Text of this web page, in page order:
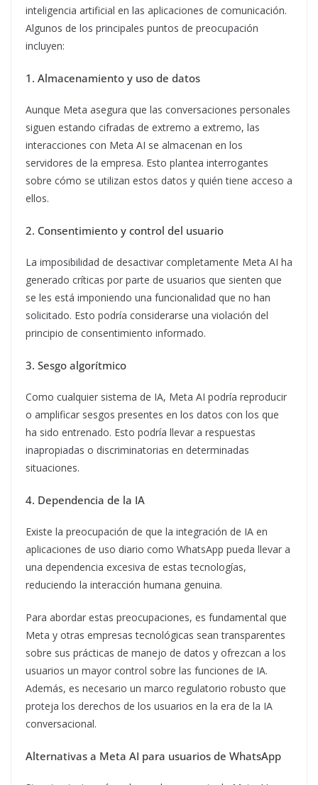
inteligencia artificial en las aplicaciones de comunicación.
Algunos de los principales puntos de preocupación
incluyen:
1. Almacenamiento y uso de datos
Aunque Meta asegura que las conversaciones personales
siguen estando cifradas de extremo a extremo, las
interacciones con Meta AI se almacenan en los
servidores de la empresa. Esto plantea interrogantes
sobre cómo se utilizan estos datos y quién tiene acceso a
ellos.
2. Consentimiento y control del usuario
La imposibilidad de desactivar completamente Meta AI ha
generado críticas por parte de usuarios que sienten que
se les está imponiendo una funcionalidad que no han
solicitado. Esto podría considerarse una violación del
principio de consentimiento informado.
3. Sesgo algorítmico
Como cualquier sistema de IA, Meta AI podría reproducir
o amplificar sesgos presentes en los datos con los que
ha sido entrenado. Esto podría llevar a respuestas
inapropiadas o discriminatorias en determinadas
situaciones.
4. Dependencia de la IA
Existe la preocupación de que la integración de IA en
aplicaciones de uso diario como WhatsApp pueda llevar a
una dependencia excesiva de estas tecnologías,
reduciendo la interacción humana genuina.
Para abordar estas preocupaciones, es fundamental que
Meta y otras empresas tecnológicas sean transparentes
sobre sus prácticas de manejo de datos y ofrezcan a los
usuarios un mayor control sobre las funciones de IA.
Además, es necesario un marco regulatorio robusto que
proteja los derechos de los usuarios en la era de la IA
conversacional.
Alternativas a Meta AI para usuarios de WhatsApp